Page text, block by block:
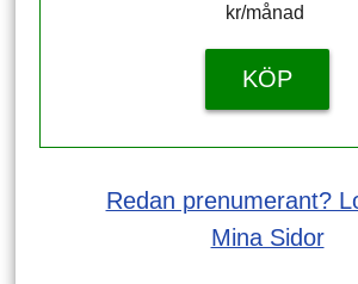
kr/månad ​​​​​​
KÖP
Redan prenumerant?
Mina Sidor